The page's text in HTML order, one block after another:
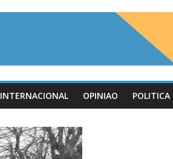
INTERNACIONAL OPINIAO POLITICA